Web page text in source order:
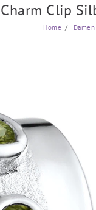
Clip
Home Damen